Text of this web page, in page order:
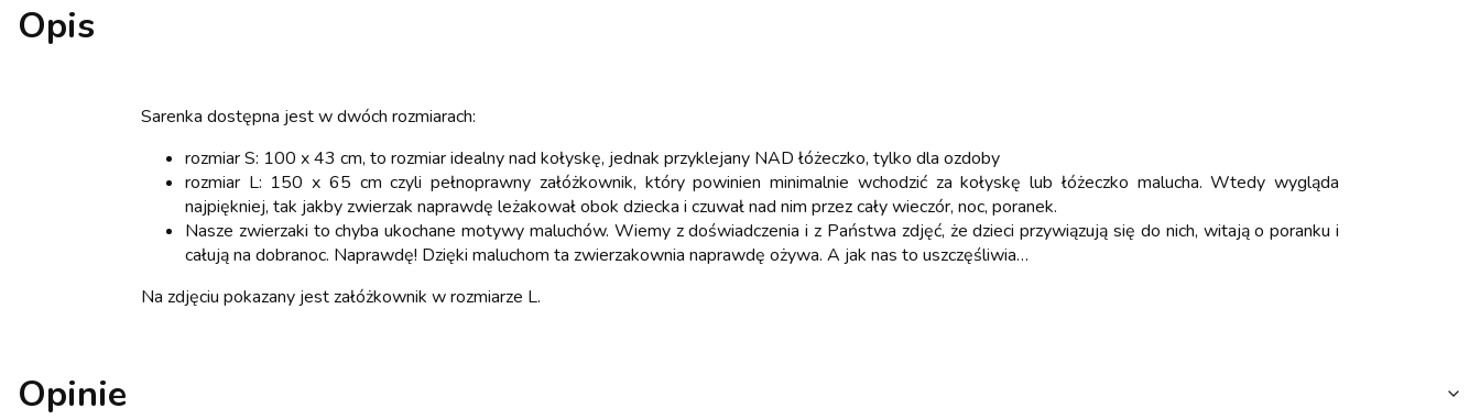
Opis
Sarenka dostępna jest w dwóch rozmiarach:
rozmiar S: 100 x 43 cm, to rozmiar idealny nad kołyskę, jednak przyklejany NAD łóżeczko, tylko dla ozdoby
rozmiar L: 150 x 65 cm czyli pełnoprawny załóżkownik, który powinien minimalnie wchodzić za kołyskę lub łóżeczko malucha. Wtedy wygląda
najpiękniej, tak jakby zwierzak naprawdę leżakował obok dziecka i czuwał nad nim przez cały wieczór, noc, poranek.
Nasze zwierzaki to chyba ukochane motywy maluchów. Wiemy z doświadczenia i z Państwa zdjęć, że dzieci przywiązują się do nich, witają o poranku i
całują na dobranoc. Naprawdę! Dzięki maluchom ta zwierzakownia naprawdę ożywa. A jak nas to uszczęśliwia…
Na zdjęciu pokazany jest załóżkownik w rozmiarze L.
Opinie